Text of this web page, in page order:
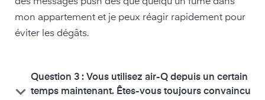
mon appartement et je peux réagir rapidement pour
éviter les dégâts.
keyboard_arrow_down
Question 3 : Vous utilisez air-Q depuis un certain
temps maintenant. Êtes-vous toujours convaincu